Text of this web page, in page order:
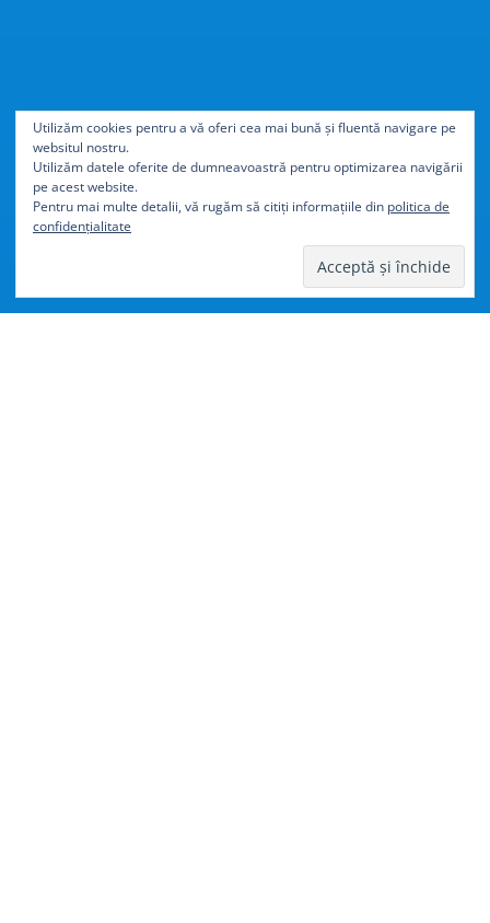
Cu40% mai ușordecât
aluminiul
Utilizăm cookies pentru a vă oferi cea mai bună și fluentă navigare pe
websitul nostru.
Utilizăm datele oferite de dumneavoastră pentru optimizarea navigării
pe acest website.
Pentru mai multe detalii, vă rugăm să citiți informațiile din politica de
confidențialitate